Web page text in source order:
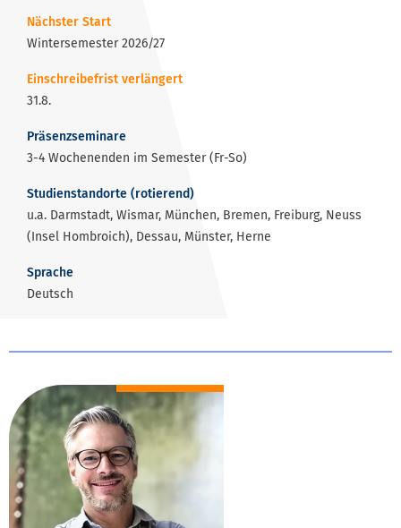
Nächster Start
Wintersemester 2026/27
Einschreibefrist verlängert
31.8.
Präsenzseminare
3-4 Wochenenden im Semester (Fr-So)
Studienstandorte (rotierend)
u.a. Darmstadt, Wismar, München, Bremen, Freiburg, Neuss
(Insel Hombroich), Dessau, Münster, Herne
Sprache
Deutsch